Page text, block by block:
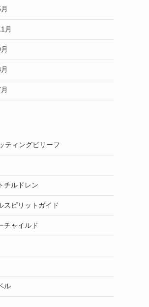
月
ティングビリーフ
チルドレン
スピリットガイド
チャイルド
ル